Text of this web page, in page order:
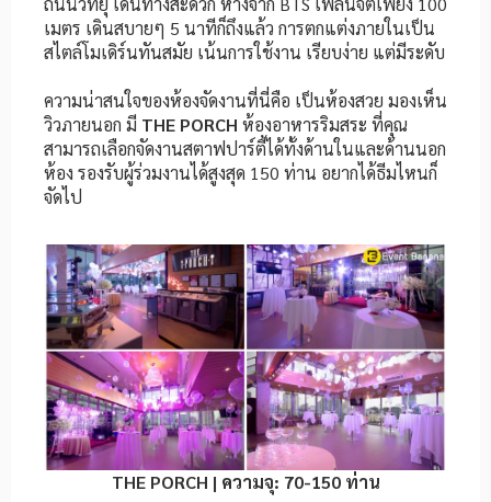
เมตร เดินสบายๆ 5 นาทีก็ถึงแล้ว การตกแต่งภายในเป็น
สไตล์โมเดิร์นทันสมัย เน้นการใช้งาน เรียบง่าย แต่มีระดับ
ความน่าสนใจของห้องจัดงานที่นี่คือ เป็นห้องสวย มองเห็น
วิวภายนอก มี THE PORCH ห้องอาหารริมสระ ที่คุณ
สามารถเลือกจัดงานสตาฟปาร์ตี้ได้ทั้งด้านในและด้านนอก
ห้อง รองรับผู้ร่วมงานได้สูงสุด 150 ท่าน อยากได้ธีมไหนก็
จัดไป
THE PORCH | ความจุ: 70-150 ท่าน